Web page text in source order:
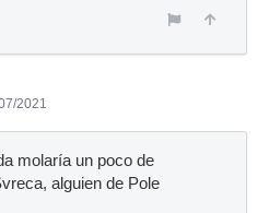
2021
molaría un poco de
alguien de Pole